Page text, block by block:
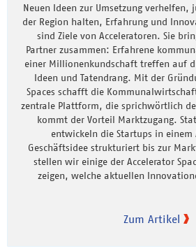
Neuen Ideen zur Umsetzung verhelfen,
der Region halten, Erfahrung und
sind Ziele von Acceleratoren. Sie
Partner zusammen: Erfahrene
einer Millionenkundschaft treffen auf
Ideen und Tatendrang. Mit der
Spaces schafft die
zentrale Plattform, die sprichwörtlich
kommt der Vorteil Marktzugang.
entwickeln die Startups in einem
Geschäftsidee strukturiert bis zur
stellen wir einige der Accelerator
zeigen, welche aktuellen
Zum Artikel